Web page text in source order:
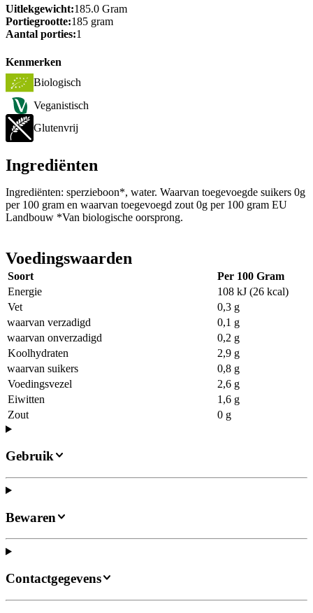
Uitlekgewicht:185.0 Gram
Portiegrootte:185 gram
Aantal porties:1
Kenmerken
Biologisch
Veganistisch
Glutenvrij
Ingrediënten
Ingrediënten: sperzieboon*, water. Waarvan toegevoegde suikers 0g
per 100 gram en waarvan toegevoegd zout 0g per 100 gram EU
Landbouw *Van biologische oorsprong.
Voedingswaarden
Soort
Per 100 Gram
Energie
108 kJ (26 kcal)
Vet
0,3 g
waarvan verzadigd
0,1 g
waarvan onverzadigd
0,2 g
Koolhydraten
2,9 g
waarvan suikers
0,8 g
Voedingsvezel
2,6 g
Eiwitten
1,6 g
Zout
0 g
Gebruik
Bewaren
Contactgegevens